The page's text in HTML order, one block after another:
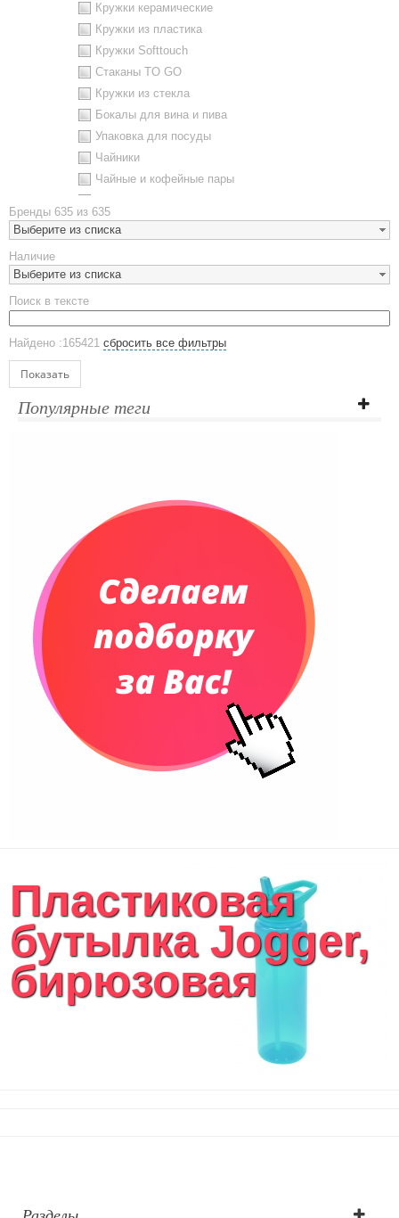
Кружки керамические
Кружки из пластика
Кружки Softtouch
Стаканы TO GO
Кружки из стекла
Бокалы для вина и пива
Упаковка для посуды
Чайники
Чайные и кофейные пары
Наборы посуды
Предметы сервировки
Стаканы
Эко кружки
ЕВРОПОСУДА
Аксессуары
Ежедневники и блокноты
Датированные ежедневники
Планинги недатированные
Телефонные книжки
Сумки и Рюкзаки
Сумки для планшетов и ноутбуков
Рюкзаки
Конференц-сумки
Сумки для покупок промо
Несессеры и косметички
Сумки дорожные
Текстиль для ванной комнаты
Кухонные приспособления
Кухонный текстиль
Ножи разделочные доски
Фоторамки и фотоальбомы
Бренды 635 из 635
Выберите из списка
Наличие
Выберите из списка
Поиск в тексте
Найдено :165421 сбросить все фильтры
Показать
Популярные теги
Пластиковая
бутылка Jogger,
бирюзовая